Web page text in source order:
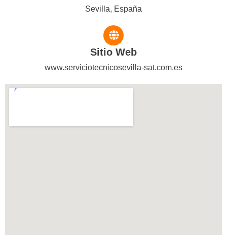
Sevilla, España
Sitio Web
www.serviciotecnicosevilla-sat.com.es